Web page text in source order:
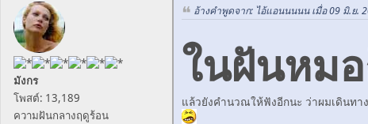
มังกร
โพสต์: 13,189
ความฝันกลางฤดูร้อน
อ้างคำพูดจาก: ไอ้แอนนนนน เมื่อ 09 มิ.ย.
ในฝันหม
แล้วยังคำนวณให้ฟังอีกนะ ว่าผมเดินทา